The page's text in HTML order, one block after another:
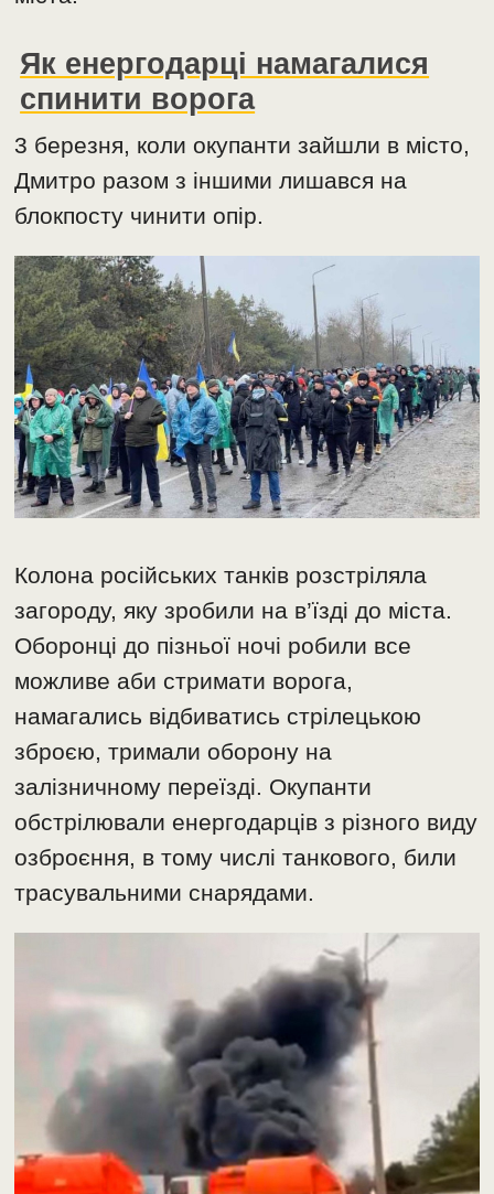
Як енергодарці намагалися
спинити ворога
3 березня, коли окупанти зайшли в місто,
Дмитро разом з іншими лишався на
блокпосту чинити опір.
Колона російських танків розстріляла
загороду, яку зробили на в’їзді до міста.
Оборонці до пізньої ночі робили все
можливе аби стримати ворога,
намагались відбиватись стрілецькою
зброєю, тримали оборону на
залізничному переїзді. Окупанти
обстрілювали енергодарців з різного виду
озброєння, в тому числі танкового, били
трасувальними снарядами.